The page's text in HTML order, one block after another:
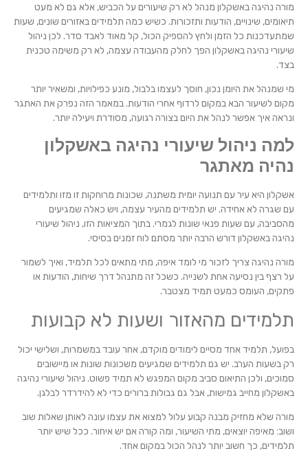
מורה נהיגה באשקלון מנהל לא רק שיעורים על הכביש, אלא גם לא מעט
תיאומים, שינויים, הודעות ותזכורות. כשיש כמה תלמידים באזורים שונים, שעות
שמתעדכנות כל הזמן ולחץ להספיק הכול, קל מאוד לאבד סדר. לכן ניהול
שיעורי נהיגה באשקלון הפך לחלק מהעבודה עצמה, לא רק משימה טכנית
בצד.
מי שמנהל את היומן נכון, חוסך לעצמו בלבול, מונע כפילויות, ומשאיר יותר
מקום לשיעור הבא במקום לרדוף אחרי הודעות. במאמר הזה נפרק את האתגר
ונראה איך אפשר לנהל את היום בצורה רגועה, מסודרת ויעילה יותר.
למה ניהול שיעורי נהיגה באשקלון
נהיה מאתגר
אשקלון היא עיר עם תנועה יומית משתנה, שכונות מרוחקות זו מזו ותלמידים
עם שגרה לא אחידה. יש תלמידים מהעיר עצמה, ויש כאלה שמגיעים
מהסביבה, עם שעות פנאי שונות לגמרי. בתוך המציאות הזו, ניהול שיעורי
נהיגה באשקלון דורש הרבה יותר מסתם לוח זמנים בסיסי.
מורה נהיגה צריך לזכור מי לומד איפה, מתי מתאים לכל תלמיד, ואיך לשמור
על רצף בין נסיעה אחת לשנייה. כשכל זה מתנהל דרך שיחות, הודעות או
פתקים, העומס כמעט תמיד מצטבר.
תלמידים מהאזור ושעות לא קבועות
בפועל, תלמיד אחד מסיים לימודים מוקדם, אחר עובד במשמרות, ושלישי יכול
רק בשעות הערב. יש גם תלמידים שמגיעים משכונות שונות או מיישובים
סמוכים, ולכן התיאום סביב מקום המפגש לא תמיד פשוט. ניהול שיעורי נהיגה
באשקלון מחייב גמישות, אבל גם גבולות ברורים כדי לא להידרדר לבלגן.
מורה שלא מחזיק מבנה קבוע עלול למצוא את עצמו עונה לאותן שאלות שוב
ושוב: מאיפה יוצאים, מתי השיעור, ומה קורה אם יש איחור. ככל שיש יותר
תלמידים, כך חשוב יותר לנהל הכול במקום אחד.